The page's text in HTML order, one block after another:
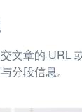
文章的 URL
分段信息。